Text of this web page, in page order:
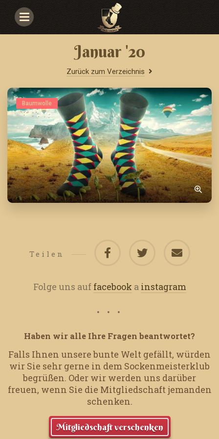
Navigace
Januar '20
Zurück zum Verzeichnis
Baumwolle
Teilen
Folge uns auf facebook a instagram
Haben wir alle Ihre Fragen beantwortet?
Falls Ihnen unsere bunte Welt gefällt, würden
wir Sie sehr gerne in dem Sockenmeisterklub
begrüßen. Oder wir werden uns darüber
freuen, wenn Sie die Mitgliedschaft jemanden
schenken.
Mitgliedschaft verschenken